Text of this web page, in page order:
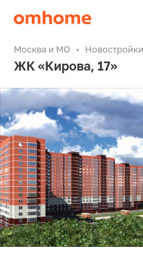
Москва и МО Новостройки
ЖК «Кирова, 17»